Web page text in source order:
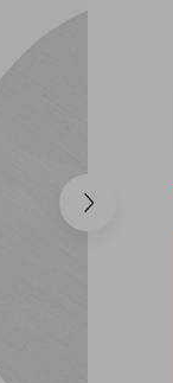
Nästa
produkt